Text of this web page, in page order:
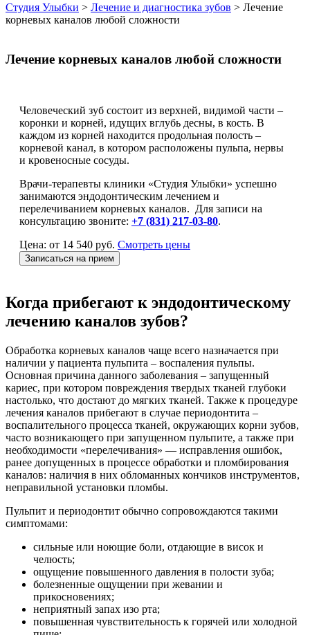
Студия Улыбки > Лечение и диагностика зубов > Лечение
корневых каналов любой сложности
Лечение корневых каналов любой сложности
Человеческий зуб состоит из верхней, видимой части –
коронки и корней, идущих вглубь десны, в кость. В
каждом из корней находится продольная полость –
корневой канал, в котором расположены пульпа, нервы
и кровеносные сосуды.
Врачи-терапевты клиники «Студия Улыбки» успешно
занимаются эндодонтическим лечением и
перелечиванием корневых каналов. Для записи на
консультацию звоните: +7 (831) 217-03-80.
Цена: от 14 540 руб. Смотреть цены
Записаться на прием
Когда прибегают к эндодонтическому
лечению каналов зубов?
Обработка корневых каналов чаще всего назначается при
наличии у пациента пульпита – воспаления пульпы.
Основная причина данного заболевания – запущенный
кариес, при котором повреждения твердых тканей глубоки
настолько, что достают до мягких тканей. Также к процедуре
лечения каналов прибегают в случае периодонтита –
воспалительного процесса тканей, окружающих корни зубов,
часто возникающего при запущенном пульпите, а также при
необходимости «перелечивания» — исправления ошибок,
ранее допущенных в процессе обработки и пломбирования
каналов: наличия в них обломанных кончиков инструментов,
неправильной установки пломбы.
Пульпит и периодонтит обычно сопровождаются такими
симптомами:
сильные или ноющие боли, отдающие в висок и
челюсть;
ощущение повышенного давления в полости зуба;
болезненные ощущении при жевании и
прикосновениях;
неприятный запах изо рта;
повышенная чувствительность к горячей или холодной